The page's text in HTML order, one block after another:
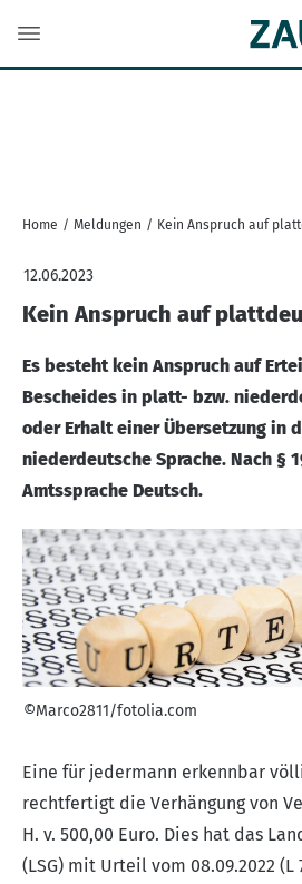
Home / Meldungen /
12.06.2023
Kein Anspruch auf
Es besteht kein Anspruch auf
Bescheides in platt- bzw.
oder Erhalt einer Übersetzung in
niederdeutsche Sprache. Nach §
Amtssprache Deutsch.
©Marco2811/fotolia.com
Eine für jedermann erkennbar
rechtfertigt die Verhängung von
H. v. 500,00 Euro. Dies hat das
(LSG) mit Urteil vom 08.09.2022 (L